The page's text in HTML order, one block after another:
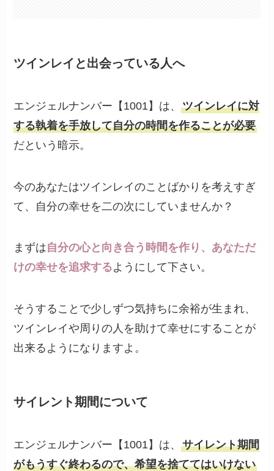
ツインレイと出会っている人へ
エンジェルナンバー【1001】は、ツインレイに対
する執着を手放して自分の時間を作ることが必要
だという暗示。
今のあなたはツインレイのことばかりを考えすぎ
て、自分の幸せを二の次にしていませんか？
まずは自分の心と向き合う時間を作り、あなただ
けの幸せを追求するようにして下さい。
そうすることで少しずつ気持ちに余裕が生まれ、
ツインレイや周りの人を助けて幸せにすることが
出来るようになりますよ。
サイレント期間について
エンジェルナンバー【1001】は、サイレント期間
がもうすぐ終わるので、希望を捨ててはいけない